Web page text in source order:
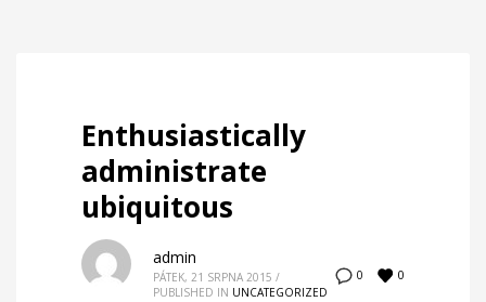
Enthusiastically
administrate
ubiquitous
0 0
admin
PÁTEK, 21 SRPNA 2015 /
PUBLISHED IN UNCATEGORIZED